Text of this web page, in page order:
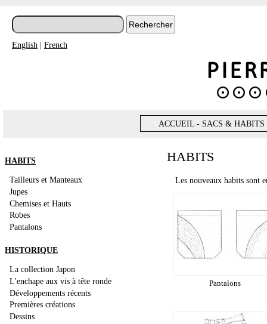
English | French
ACCUEIL - SACS & HABITS
HABITS
Tailleurs et Manteaux
Jupes
Chemises et Hauts
Robes
Pantalons
HISTORIQUE
La collection Japon
L'enchape aux vis à tête ronde
Développements récents
Premières créations
Dessins
HABITS
Les nouveaux habits sont
Pantalons